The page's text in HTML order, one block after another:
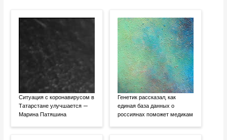
Ситуация с коронавирусом в
Татарстане улучшается —
Марина Патяшина
Генетик рассказал, как
единая база данных о
россиянах поможет медикам